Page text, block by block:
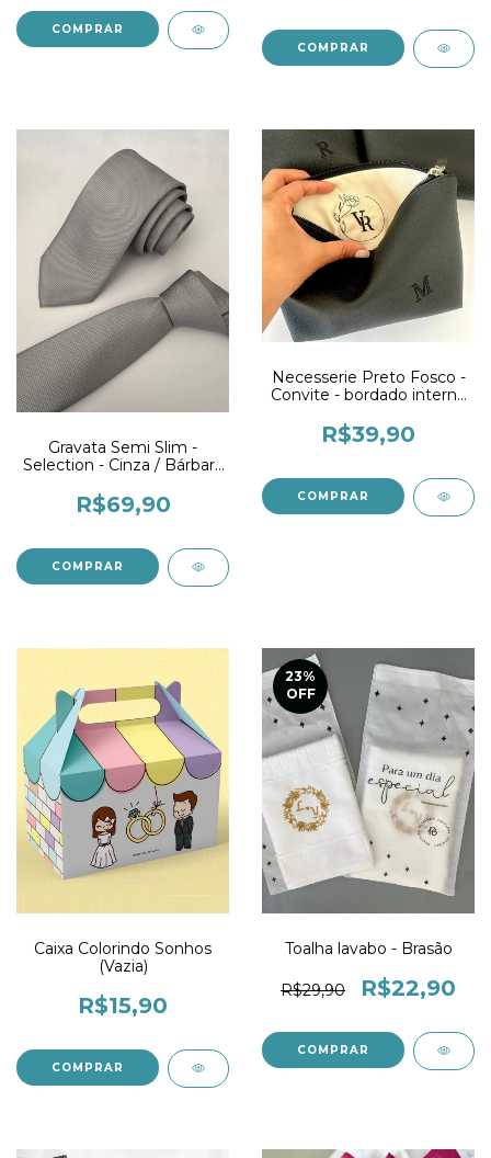
Gravata Semi Slim -
Selection - Cinza / Bárbara
R$69,90
Necesserie Preto Fosco -
Convite - bordado interno
R$39,90
Caixa Colorindo Sonhos
(Vazia)
R$15,90
23%
OFF
Toalha lavabo - Brasão
R$29,90 R$22,90